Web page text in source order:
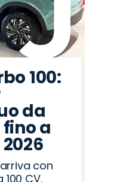
100:
da
fino a
con
CV,